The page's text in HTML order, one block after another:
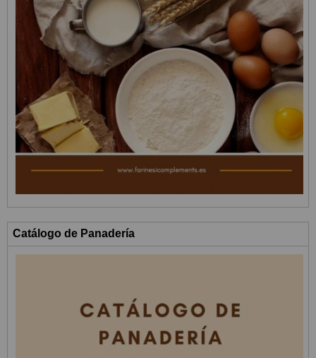
Catálogo de Panadería